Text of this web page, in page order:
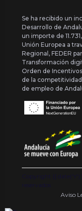
Se ha recibido un
Desarrollo de
un importe de
Unión Europea a
Regional, FEDER
Transformación
Orden de
de la
de empleo de
Copyright {{ date('Y')
reservados
Aviso